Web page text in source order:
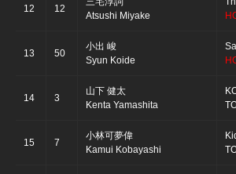
12 12
Atsushi Miyake
13 50
小出 峻
Syun Koide
14 3
山下 健太
Kenta Yamashita
15 7
小林可夢偉
Kamui Kobayashi